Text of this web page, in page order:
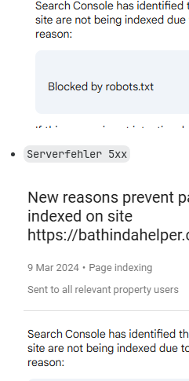
Serverfehler 5xx